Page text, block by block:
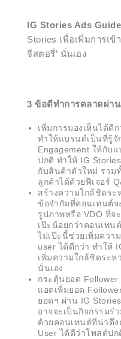
IG Stories Ads Guide
Stories เพื่อเพิ่มการเข้
จีสตอรี่’ นั่นเอง
3 ข้อดีทำการตลาดผ่า
เพิ่มการมองเห็นได้ดี
ทำให้แบรนด์เป็นที่รู้จั
Engagement ให้กับ
ปกติ ทำให้ IG
กับสินค้าตัวใหม่ รวม
ลูกค้าได้ด้วยฟีเจอร์
สร้างความใกล้ชิดระ
ข้อจำกัดที่คอนเทนต์จ
รูปภาพหรือ VDO ที่จ
เป๊ะน้อยกว่าคอนเท
ไม่เป๊ะนี้ช่วยเพิ่มควา
user ได้ดีกว่า ทำให้
เพิ่มความใกล้ชิดระห
นั่นเอง
กระตุ้นยอด Follower
แอดเพิ่มยอด
ยอดฯ ผ่าน IG
อาจจะเป็นกิจกรรมร่
ด้วยคอนเทนต์ที่น่าดึง
User ได้ดีว่าโพสต์ป